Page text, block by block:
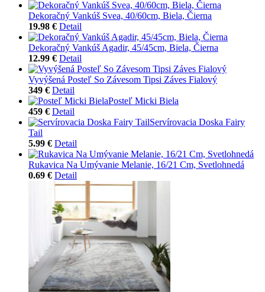
Dekoračný Vankúš Svea, 40/60cm, Biela, Čierna
19.98 € Detail
Dekoračný Vankúš Agadir, 45/45cm, Biela, Čierna
12.99 € Detail
Vyvýšená Posteľ So Závesom Tipsi Záves Fialový
349 € Detail
Posteľ Micki Biela
459 € Detail
Servírovacia Doska Fairy
Tail
5.99 € Detail
Rukavica Na Umývanie Melanie, 16/21 Cm, Svetlohnedá
0.69 € Detail